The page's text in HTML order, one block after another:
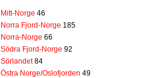
Mitt-Norge 46
Norra Fjord-Norge 185
Norra-Norge 66
Södra Fjord-Norge 92
Sörlandet84
Östra Norge/Oslofjorden 49